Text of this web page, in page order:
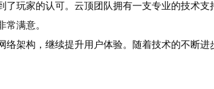
了玩家的认可。云顶团队拥有一支专业的技术
满意。
架构，继续提升用户体验。随着技术的不断